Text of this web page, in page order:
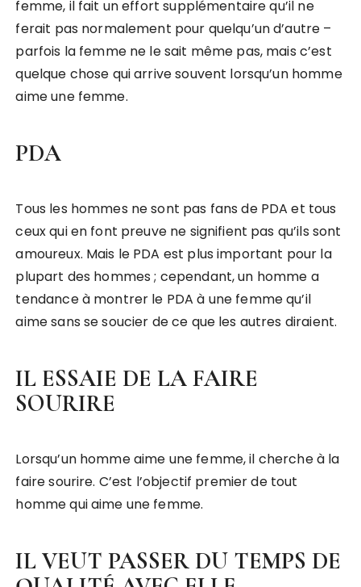
femme, il fait un effort supplémentaire qu’il ne
ferait pas normalement pour quelqu’un d’autre –
parfois la femme ne le sait même pas, mais c’est
quelque chose qui arrive souvent lorsqu’un homme
aime une femme.
PDA
Tous les hommes ne sont pas fans de PDA et tous
ceux qui en font preuve ne signifient pas qu’ils sont
amoureux. Mais le PDA est plus important pour la
plupart des hommes ; cependant, un homme a
tendance à montrer le PDA à une femme qu’il
aime sans se soucier de ce que les autres diraient.
IL ESSAIE DE LA FAIRE
SOURIRE
Lorsqu’un homme aime une femme, il cherche à la
faire sourire. C’est l’objectif premier de tout
homme qui aime une femme.
IL VEUT PASSER DU TEMPS DE